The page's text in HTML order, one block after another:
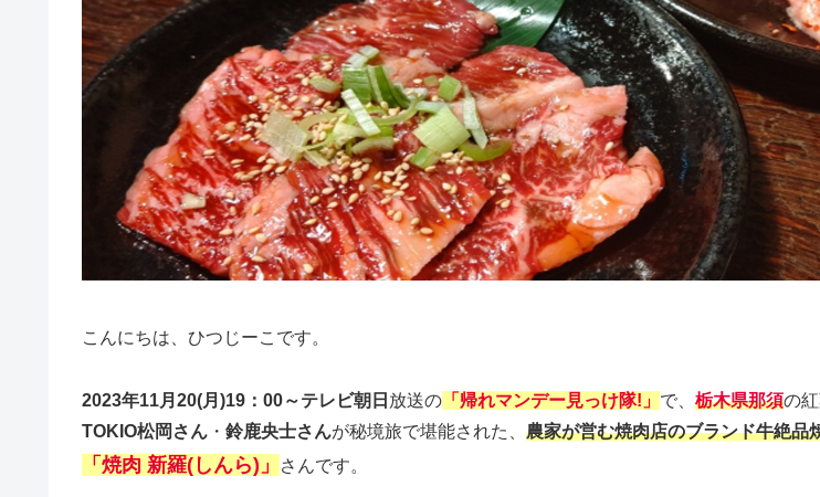
こんにちは、ひつじーこです。
2023年11月20(月)19：00～テレビ朝日 放送の 「帰れマンデー見っけ隊!」 で、 栃木県那須の
TOKIO松岡さん ・ 鈴鹿央士さんが秘境旅で堪能された、 農家が営む焼肉店のブランド牛絶品
「焼肉 新羅(しんら)」 さんです。